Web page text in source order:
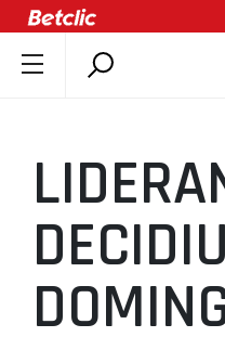
ÚLTIMAS
COMPETIÇÕES
ASSOCIAÇÕES
CLUBES
AGENTES